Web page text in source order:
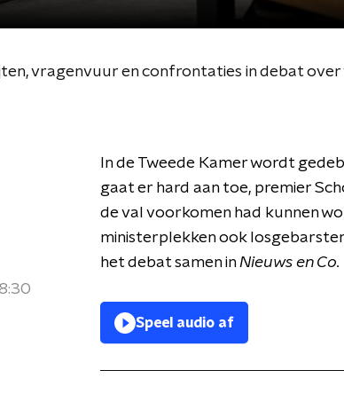
vragenvuur en confrontaties in debat over
In de Tweede Kamer wordt
gaat er hard aan toe, premier
de val voorkomen had kunnen
ministerplekken ook
het debat samen inNieuws en Co.
Speel audio af